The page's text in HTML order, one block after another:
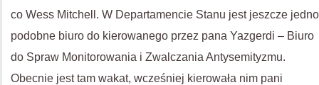
co Wess Mitchell. W Departamencie Stanu jest jeszcze jedno
podobne biuro do kierowanego przez pana Yazgerdi – Biuro
do Spraw Monitorowania i Zwalczania Antysemityzmu.
Obecnie jest tam wakat, wcześniej kierowała nim pani